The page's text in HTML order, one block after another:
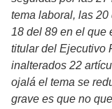
tema laboral, las
18 del 89 en el que
titular del Ejecutivo
inalterados 22
ojalá el tema se
grave es que no